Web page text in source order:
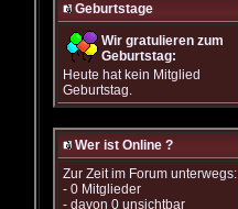
Geburtstage
Wir gratulieren zum
Geburtstag:
Heute hat kein Mitglied
Geburtstag.
Wer ist Online ?
Zur Zeit im Forum unterwegs:
- 0 Mitglieder
- davon 0 unsichtbar